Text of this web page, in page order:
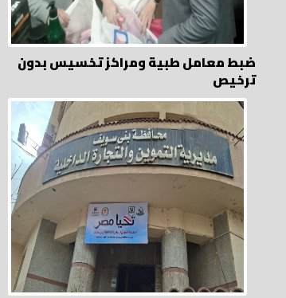
ضبط معامل طبية ومراكز تخسيس بدون
ترخيص